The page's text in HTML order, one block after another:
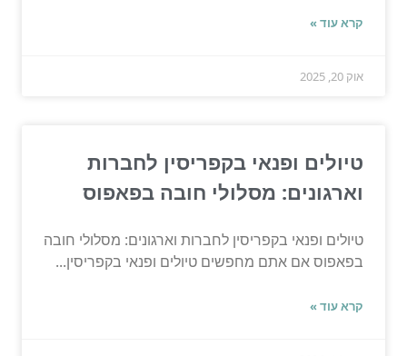
קרא עוד »
אוק 20, 2025
טיולים ופנאי בקפריסין לחברות
וארגונים: מסלולי חובה בפאפוס
טיולים ופנאי בקפריסין לחברות וארגונים: מסלולי חובה
בפאפוס אם אתם מחפשים טיולים ופנאי בקפריסין...
קרא עוד »